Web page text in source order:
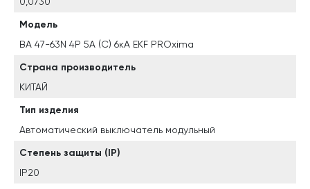
Модель
ВА 47-63N 4P 5А (C) 6кА EKF PROxima
Страна производитель
КИТАЙ
Тип изделия
Автоматический выключатель модульный
Степень защиты (IP)
IP20